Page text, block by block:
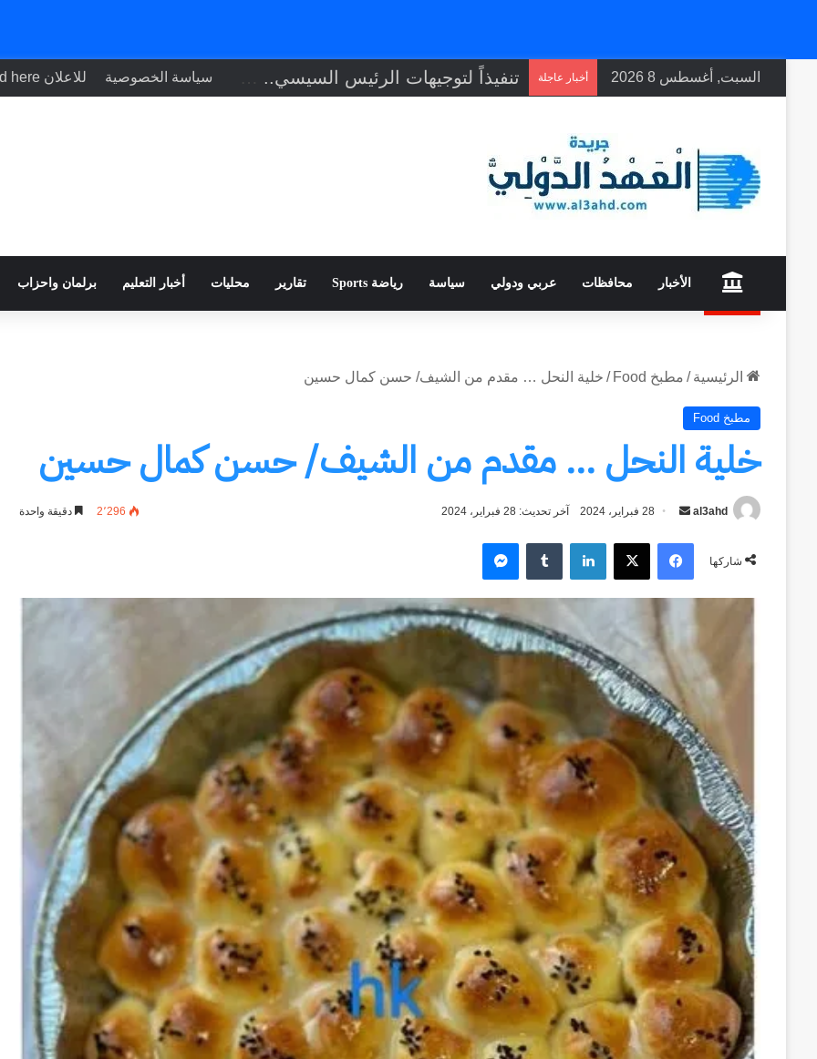
السبت, أغسطس 8 2026 أخبار عاجلة تنفيذاً لتوجيهات الرئيس السيسي.. وزير الصحة يبحث مع نظيره التشادي سياسة الخصوصية للاعلان Your ad here
الأخبار محافظات عربي ودولي سياسة رياضة Sports تقارير محليات أخبار التعليم برلمان واحزاب
الرئيسية / مطبخ Food / خلية النحل … مقدم من الشيف/ حسن كمال حسين
مطبخ Food
خلية النحل … مقدم من الشيف/ حسن كمال حسين
al3ahd
أرسل
إلكترونيا
28 فبراير، 2024 آخر تحديث: 28 فبراير، 2024 2٬296 دقيقة واحدة
شاركها
فيسبوك‫X لينكدإن
‏Tumblr ماسنجر